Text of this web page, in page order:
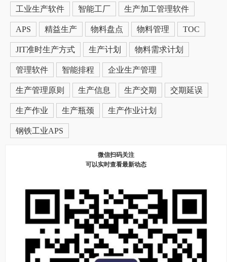
工业生产软件 智能工厂 生产加工管理软件
APS 精益生产 物料盘点 物料管理 TOC
JIT准时生产方式 生产计划 物料需求计划
管理软件 智能排程 企业生产管理
生产管理原则 生产信息 生产交期 交期延误
生产作业 生产瓶颈 生产作业计划
钢铁工业APS
微信扫码关注
可以实时查看最新动态